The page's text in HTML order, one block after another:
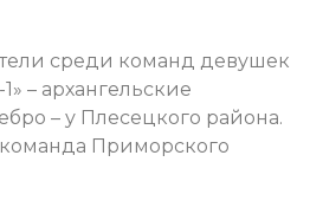
среди команд девушек
– архангельские
– у Плесецкого района.
команда Приморского